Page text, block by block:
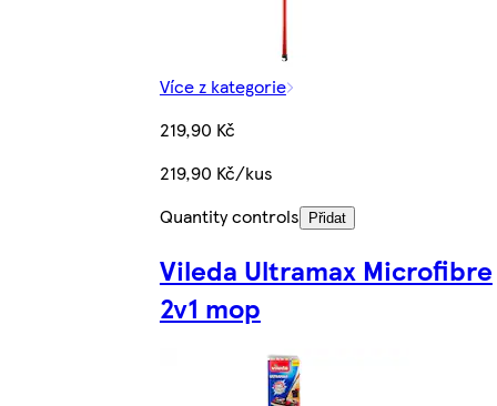
Více z kategorie
219,90 Kč
219,90 Kč/kus
Quantity controls
Přidat
Vileda Ultramax Microfibre
2v1 mop